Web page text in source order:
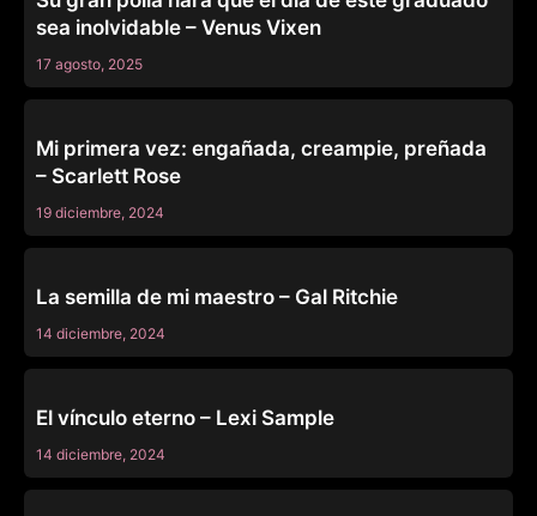
sea inolvidable – Venus Vixen
17 agosto, 2025
Mi primera vez: engañada, creampie, preñada
– Scarlett Rose
19 diciembre, 2024
La semilla de mi maestro – Gal Ritchie
14 diciembre, 2024
El vínculo eterno – Lexi Sample
14 diciembre, 2024